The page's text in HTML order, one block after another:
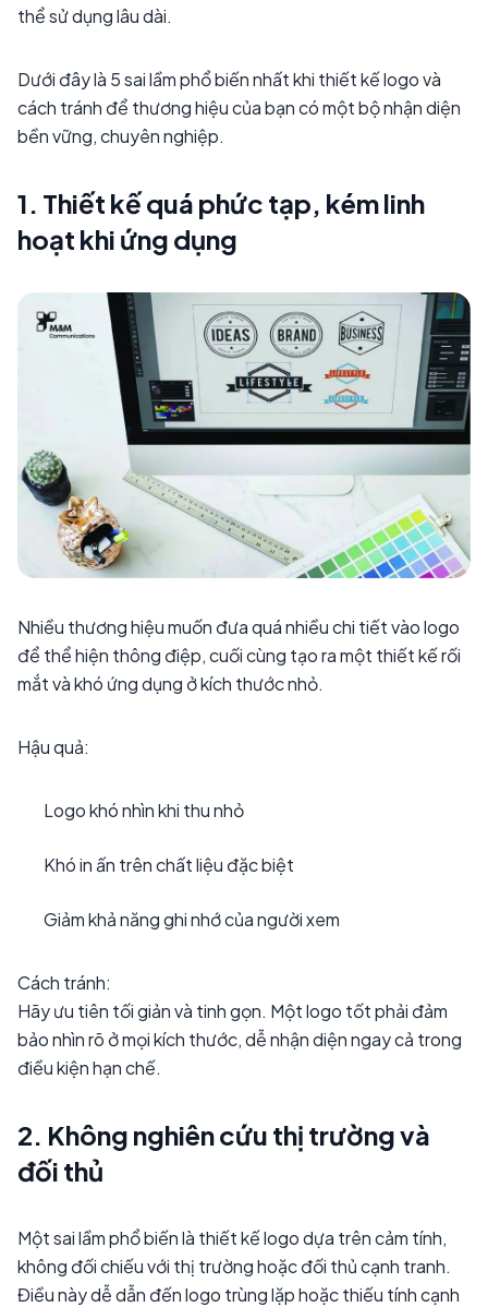
thể sử dụng lâu dài.
Dưới đây là 5 sai lầm phổ biến nhất khi thiết kế logo và
cách tránh để thương hiệu của bạn có một bộ nhận diện
bền vững, chuyên nghiệp.
1. Thiết kế quá phức tạp, kém linh
hoạt khi ứng dụng
Nhiều thương hiệu muốn đưa quá nhiều chi tiết vào logo
để thể hiện thông điệp, cuối cùng tạo ra một thiết kế rối
mắt và khó ứng dụng ở kích thước nhỏ.
Hậu quả:
Logo khó nhìn khi thu nhỏ
Khó in ấn trên chất liệu đặc biệt
Giảm khả năng ghi nhớ của người xem
Cách tránh:
Hãy ưu tiên tối giản và tinh gọn. Một logo tốt phải đảm
bảo nhìn rõ ở mọi kích thước, dễ nhận diện ngay cả trong
điều kiện hạn chế.
2. Không nghiên cứu thị trường và
đối thủ
Một sai lầm phổ biến là thiết kế logo dựa trên cảm tính,
không đối chiếu với thị trường hoặc đối thủ cạnh tranh.
Điều này dễ dẫn đến logo trùng lặp hoặc thiếu tính cạnh